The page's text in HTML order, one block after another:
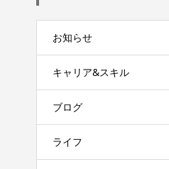
お知らせ
キャリア&スキル
ブログ
ライフ